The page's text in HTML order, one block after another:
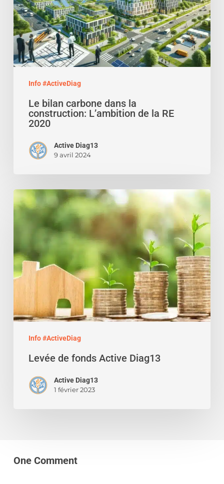
Info #ActiveDiag
construction:
L’ambition
de
la
RE
Le bilan carbone dans la
construction: L’ambition de la RE
2020
Active Diag13
9 avril 2024
Info #ActiveDiag
Levée
de
Levée de fonds Active Diag13
Active Diag13
1 février 2023
One Comment